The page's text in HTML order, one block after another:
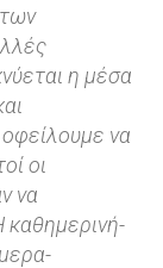
η μέσα
να
οι
να
καθημερινή-